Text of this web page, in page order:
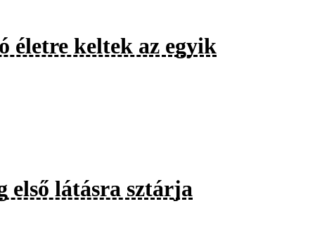
életre keltek az egyik
első látásra sztárja